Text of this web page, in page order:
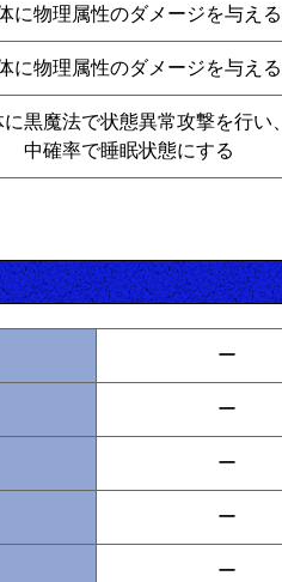
に物理属性のダメージを与える
に物理属性のダメージを与える
黒魔法で状態異常攻撃を行い、
中確率で睡眠状態にする
ー
ー
ー
ー
ー